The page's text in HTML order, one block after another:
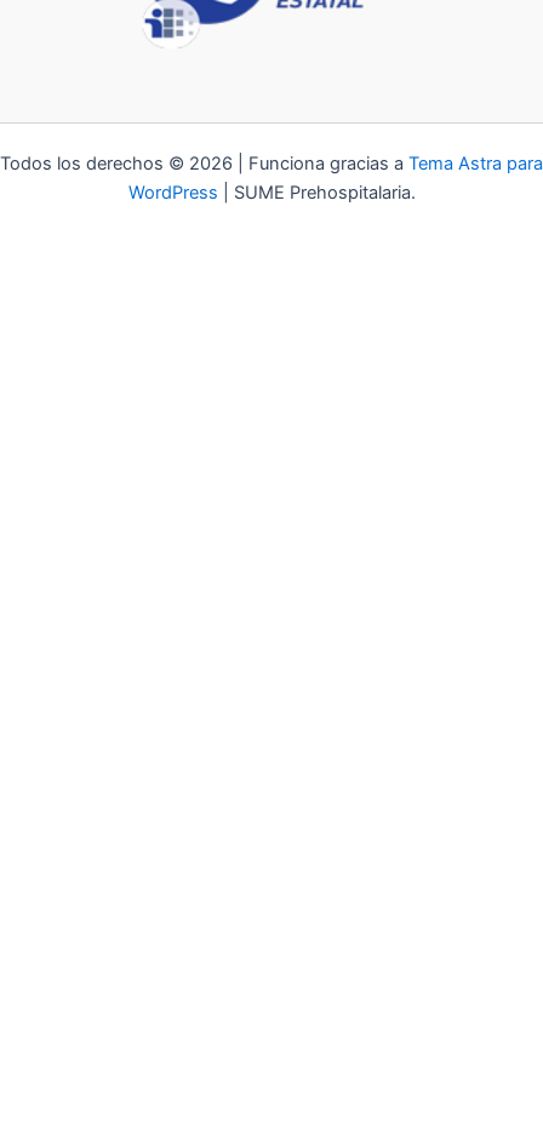
Todos los derechos © 2026 | Funciona gracias a Tema Astra para
WordPress | SUME Prehospitalaria.